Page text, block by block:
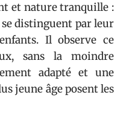
et nature tranquille :
distinguent par leur
Il observe ce
sans la moindre
adapté et une
jeune âge posent les